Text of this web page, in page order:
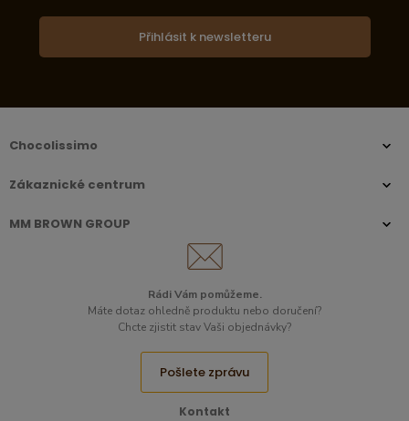
Přihlásit k newsletteru
Chocolissimo
Zákaznické centrum
MM BROWN GROUP
Kontakt
Rádi Vám pomůžeme.
Máte dotaz ohledně produktu nebo doručení?
Chcte zjistit stav Vaši objednávky?
Pošlete zprávu